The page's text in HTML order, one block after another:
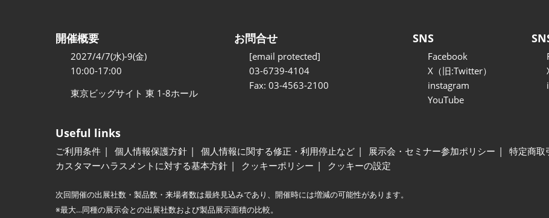
開催概要
2027/4/7(水)-9(金)
10:00-17:00
東京ビッグサイト 東 1-8ホール
お問合せ
[email protected]
03-6739-4104
Fax: 03-4563-2100
SNS
Facebook
X（旧:Twitter）
instagram
YouTube
Useful links
ご利用条件 個人情報保護方針 個人情報に関する修正・利用停止など 展示会・セミナー参加ポリシー
特定商取
カスタマーハラスメントに対する基本方針
クッキーポリシー クッキーの設定
次回開催の出展社数・製品数・来場者数は最終見込みであり、開催時には増減の可能性があります。
※最大…同種の展示会との出展社数および製品展示面積の比較。